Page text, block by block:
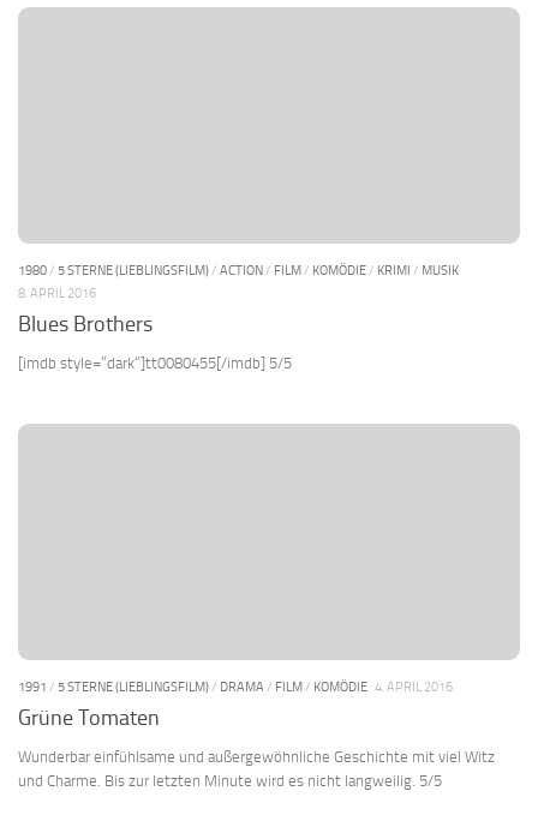
1980 / 5 STERNE (LIEBLINGSFILM) / ACTION / FILM / KOMÖDIE / KRIMI / MUSIK
8. APRIL 2016
Blues Brothers
[imdb style=“dark“]tt0080455[/imdb] 5/5
1991 / 5 STERNE (LIEBLINGSFILM)/ DRAMA / FILM/ KOMÖDIE 4. APRIL 2016
Grüne Tomaten
Wunderbar einfühlsame und außergewöhnliche Geschichte mit viel Witz
und Charme. Bis zur letzten Minute wird es nicht langweilig. 5/5